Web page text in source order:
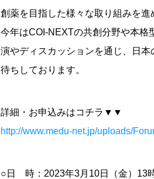
創薬を目指した様々な取り組みを進
今年はCOI-NEXTの共創分野や本格
演やディスカッションを通じ、日
待ちしております。
詳細・お申込みはコチラ▼▼
http://www.medu-net.jp/uploads/
○日 時：2023年3月10日（金）13